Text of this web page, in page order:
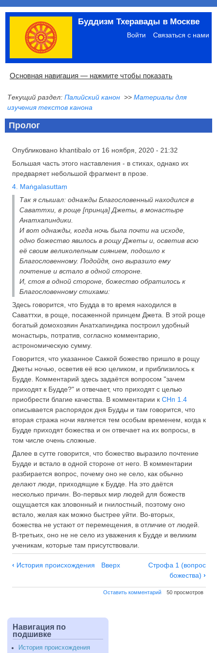
Перейти
основному
содержанию
Буддизм Тхеравады в Москве
Меню
учётной
записи
пользователя
Войти Связаться с нами
Основная
Основная навигация — нажмите чтобы показать
Главная
Община
Палийский канон
Язык пали
Материалы по темам
Современная литература
Блоги
Ссылки
Поиск
Текущий раздел: Палийский канон >> Материалы для
изучения текстов канона
Пролог
Опубликовано khantibalo от 16 ноября, 2020 - 21:32
Большая часть этого наставления - в стихах, однако их
предваряет небольшой фрагмент в прозе.
4. Maṅgalasuttaṃ
Так я слышал: однажды Благословенный находился в
Саваттхи, в роще [принца] Джеты, в монастыре
Анатхапиндики.
И вот однажды, когда ночь была почти на исходе,
одно божество явилось в рощу Джеты и, осветив всю
её своим великолепным сиянием, подошло к
Благословенному. Подойдя, оно выразило ему
почтение и встало в одной стороне.
И, стоя в одной стороне, божество обратилось к
Благословенному стихами:
Здесь говорится, что Будда в то время находился в
Саваттхи, в роще, посаженной принцем Джета. В этой роще
богатый домохозяин Анатхапиндика построил удобный
монастырь, потратив, согласно комментарию,
астрономическую сумму.
Говорится, что указанное Саккой божество пришло в рощу
Джеты ночью, осветив её всю целиком, и приблизилось к
Будде. Комментарий здесь задаётся вопросом "зачем
приходят к Будде?" и отвечает, что приходят с целью
приобрести благие качества. В комментарии к СНп 1.4
описывается распорядок дня Будды и там говорится, что
вторая стража ночи является тем особым временем, когда к
Будде приходят божества и он отвечает на их вопросы, в
том числе очень сложные.
Далее в сутте говорится, что божество выразило почтение
Будде и встало в одной стороне от него. В комментарии
разбирается вопрос, почему оно не село, как обычно
делают люди, приходящие к Будде. На это даётся
несколько причин. Во-первых мир людей для божеств
ощущается как зловонный и гнилостный, поэтому оно
встало, желая как можно быстрее уйти. Во-вторых,
божества не устают от перемещения, в отличие от людей.
В-третьих, оно не не село из уважения к Будде и великим
ученикам, которые там присутствовали.
Навигация
Пролог
‹ История происхождения Вверх
Строфа 1 (вопрос
божества) ›
Оставить комментарий 50 просмотров
Навигация по
подшивке
История происхождения